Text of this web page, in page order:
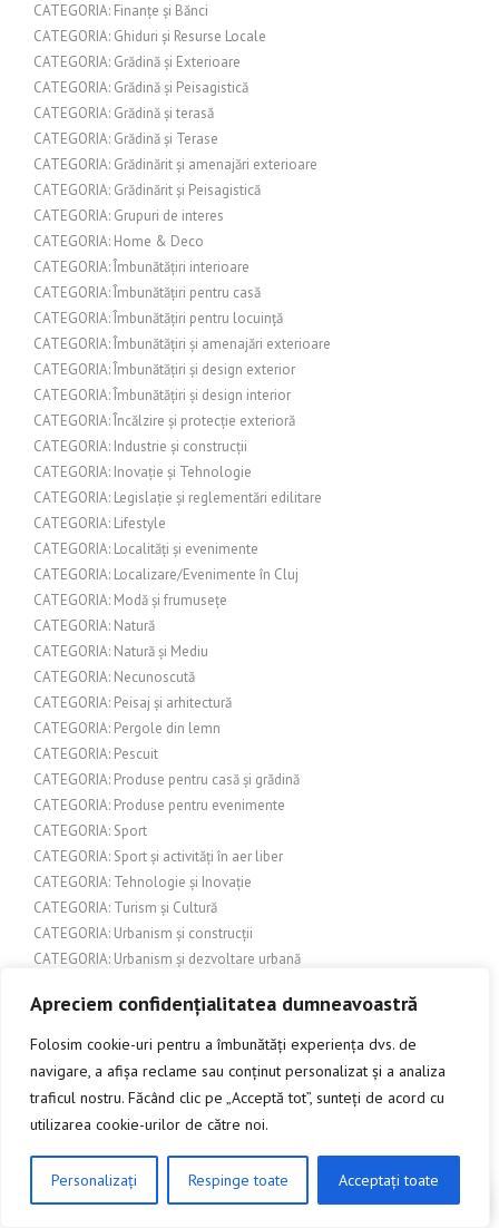
Apreciem confidențialitatea dumneavoastră
Folosim cookie-uri pentru a îmbunătăți experiența dvs. de
navigare, a afișa reclame sau conținut personalizat și a analiza
traficul nostru. Făcând clic pe „Acceptă tot”, sunteți de acord cu
utilizarea cookie-urilor de către noi.
Personalizați Respinge toate Acceptați toate
CATEGORIA: Finanțe și Bănci
CATEGORIA: Ghiduri și Resurse Locale
CATEGORIA: Grădină și Exterioare
CATEGORIA: Grădină și Peisagistică
CATEGORIA: Grădină și terasă
CATEGORIA: Grădină și Terase
CATEGORIA: Grădinărit și amenajări exterioare
CATEGORIA: Grădinărit și Peisagistică
CATEGORIA: Grupuri de interes
CATEGORIA: Home & Deco
CATEGORIA: Îmbunătățiri interioare
CATEGORIA: Îmbunătățiri pentru casă
CATEGORIA: Îmbunătățiri pentru locuință
CATEGORIA: Îmbunătățiri și amenajări exterioare
CATEGORIA: Îmbunătățiri și design exterior
CATEGORIA: Îmbunătățiri și design interior
CATEGORIA: Încălzire și protecție exterioră
CATEGORIA: Industrie și construcții
CATEGORIA: Inovație și Tehnologie
CATEGORIA: Legislație și reglementări edilitare
CATEGORIA: Lifestyle
CATEGORIA: Localități și evenimente
CATEGORIA: Localizare/Evenimente în Cluj
CATEGORIA: Modă și frumusețe
CATEGORIA: Natură
CATEGORIA: Natură și Mediu
CATEGORIA: Necunoscută
CATEGORIA: Peisaj și arhitectură
CATEGORIA: Pergole din lemn
CATEGORIA: Pescuit
CATEGORIA: Produse pentru casă și grădină
CATEGORIA: Produse pentru evenimente
CATEGORIA: Sport
CATEGORIA: Sport și activități în aer liber
CATEGORIA: Tehnologie și Inovație
CATEGORIA: Turism și Cultură
CATEGORIA: Urbanism și construcții
CATEGORIA: Urbanism și dezvoltare urbană
CATEGORIA: Uși de interior
CATEGORIA: Uși și feronerie
CATEGORIA: Uși și porți de garaj
CATEGORIE: Cultură
Chimie
ComerțCLICK AICI PENTRU A DISCUTA